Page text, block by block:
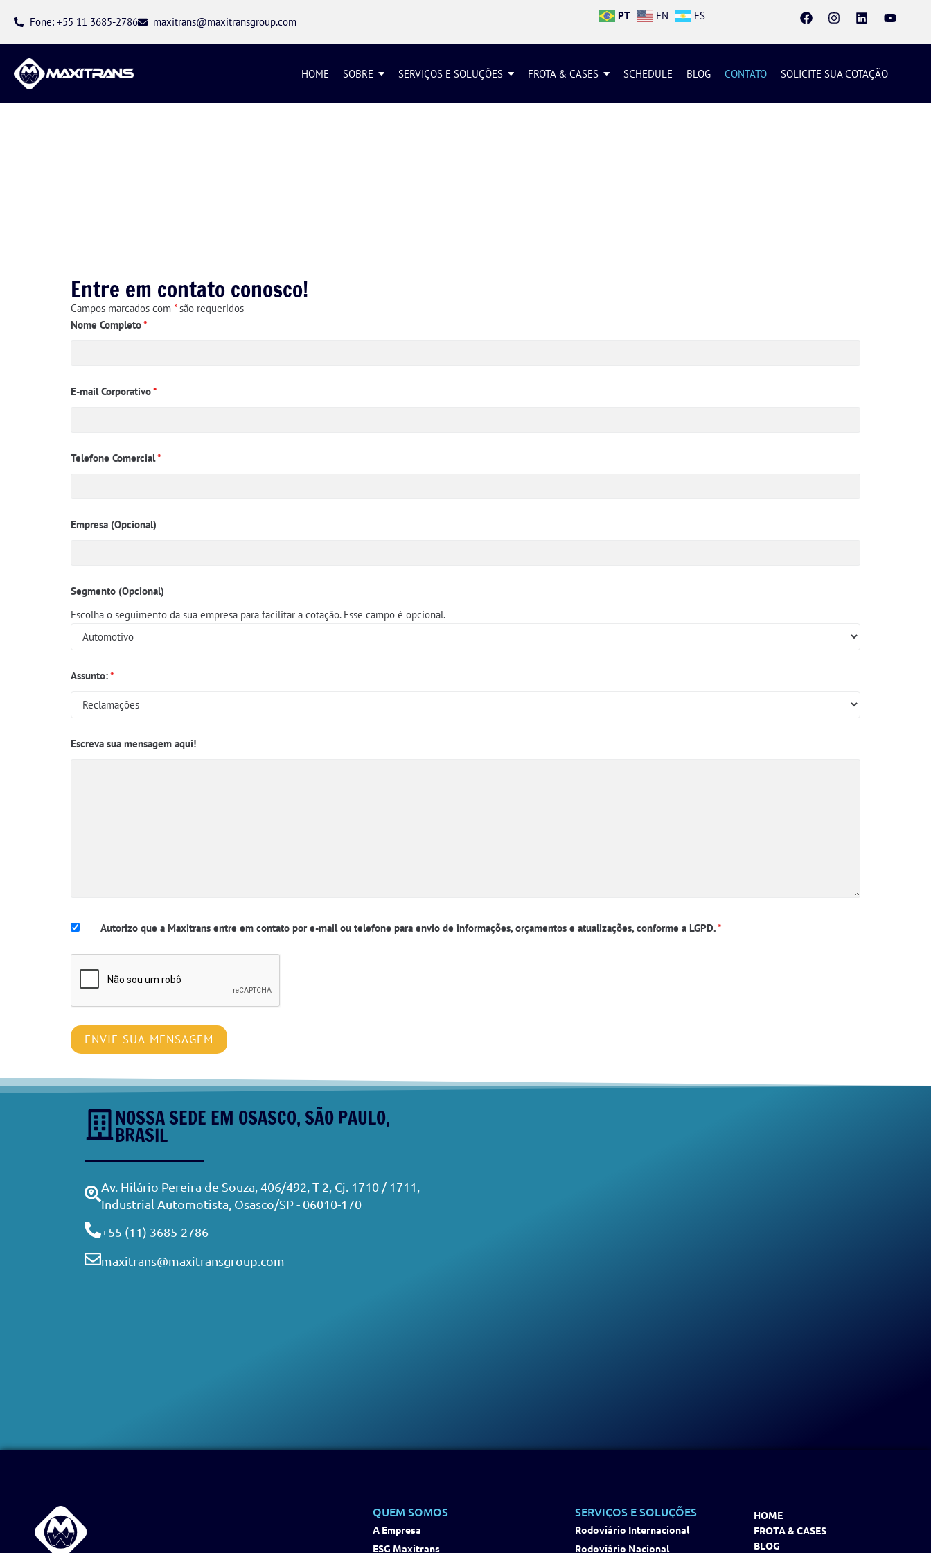
Fone: +55 11 3685-2786 maxitrans@maxitransgroup.com PT EN ES
HOME SOBRE SERVIÇOS E SOLUÇÕES FROTA & CASES SCHEDULE BLOG CONTATO SOLICITE SUA COTAÇÃO
Entre em contato conosco!
Campos marcados com *são requeridos
Nome Completo*
E-mail Corporativo*
Telefone Comercial*
Empresa (Opcional)
Segmento (Opcional)
Escolha o seguimento da sua empresa para facilitar a cotação. Esse campo é opcional.
Assunto:*
Escreva sua mensagem aqui!
Autorizo que a Maxitrans entre em contato por e-mail ou telefone para envio de informações, orçamentos e atualizações, conforme a LGPD.*
NOSSA SEDE EM OSASCO, SÃO PAULO,
BRASIL
Av. Hilário Pereira de Souza, 406/492, T-2, Cj. 1710 / 1711,
Industrial Automotista, Osasco/SP - 06010-170
+55 (11) 3685-2786
maxitrans@maxitransgroup.com
QUEM SOMOS
A Empresa
ESG Maxitrans
SERVIÇOS E SOLUÇÕES
Rodoviário Internacional
Rodoviário Nacional
HOME
FROTA & CASES
BLOG